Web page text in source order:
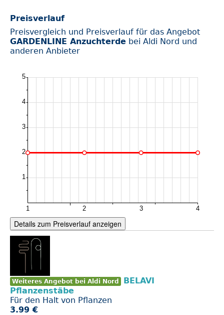
Preisverlauf
Preisvergleich und Preisverlauf für das Angebot
GARDENLINE Anzuchterde bei Aldi Nord und
anderen Anbieter
Details zum Preisverlauf anzeigen
Weiteres Angebot bei Aldi Nord
BELAVI
Pflanzenstäbe
Für den Halt von Pflanzen
3.99 €